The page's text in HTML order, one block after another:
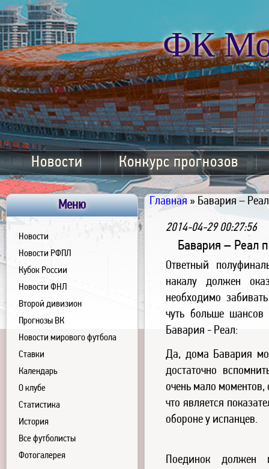
ФК
Новости Конкурс прогнозов
Главная » Бавария –
2014-04-29 00:27:56
Бавария – Реал
Ответный
накалу должен
необходимо
чуть больше
Бавария - Реал:
Да, дома Бавария
достаточно
очень мало
что является
обороне у испанцев.
Поединок должен
Меню
Новости
Новости РФПЛ
Кубок России
Новости ФНЛ
Второй дивизион
Прогнозы ВК
Новости мирового футбола
Ставки
Календарь
О клубе
Статистика
История
Все футболисты
Фотогалерея